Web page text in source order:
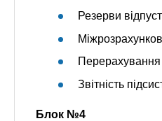
Резерви
Перерахування
Звітність
Блок №4